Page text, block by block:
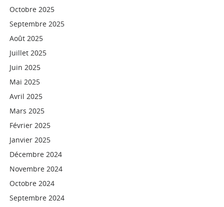
Octobre 2025
Septembre 2025
Août 2025
Juillet 2025
Juin 2025
Mai 2025
Avril 2025
Mars 2025
Février 2025
Janvier 2025
Décembre 2024
Novembre 2024
Octobre 2024
Septembre 2024